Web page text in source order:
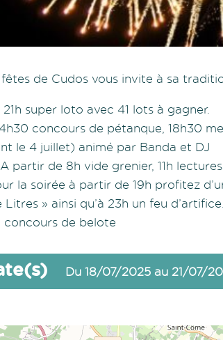
de Cudos vous invite à sa
super loto avec 41 lots à gagner.
concours de pétanque, 18h30
le 4 juillet) animé par Banda et DJ
partir de 8h vide grenier, 11h
la soirée à partir de 19h profitez
» ainsi qu’à 23h un feu d’artifice.
concours de belote
Du 18/07/2025 au 21/07/